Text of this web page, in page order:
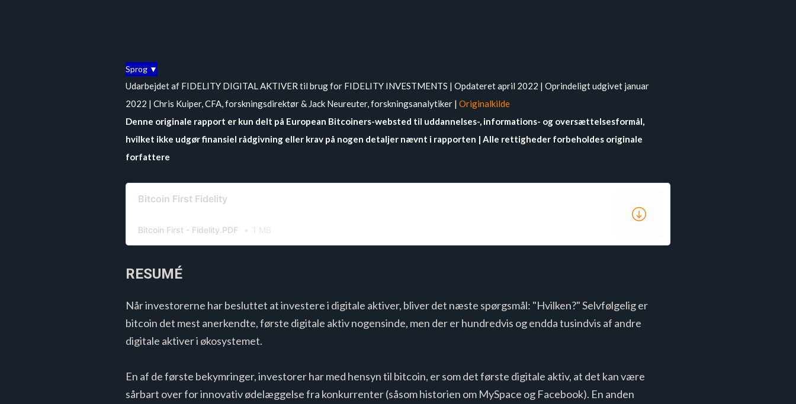
Sprog ▼
Udarbejdet af FIDELITY DIGITAL AKTIVER til brug for FIDELITY INVESTMENTS | Opdateret april 2022 | Oprindeligt udgivet januar
2022 | Chris Kuiper, CFA, forskningsdirektør & Jack Neureuter, forskningsanalytiker | Originalkilde
Denne originale rapport er kun delt på European Bitcoiners-websted til uddannelses-, informations- og oversættelsesformål,
hvilket ikke udgør finansiel rådgivning eller krav på nogen detaljer nævnt i rapporten | Alle rettigheder forbeholdes originale
forfattere
Bitcoin First Fidelity
Bitcoin First - Fidelity.PDF 1 MB
RESUMÉ
Når investorerne har besluttet at investere i digitale aktiver, bliver det næste spørgsmål: "Hvilken?" Selvfølgelig er
bitcoin det mest anerkendte, første digitale aktiv nogensinde, men der er hundredvis og endda tusindvis af andre
digitale aktiver i økosystemet.
En af de første bekymringer, investorer har med hensyn til bitcoin, er som det første digitale aktiv, at det kan være
sårbart over for innovativ ødelæggelse fra konkurrenter (såsom historien om MySpace og Facebook). En anden